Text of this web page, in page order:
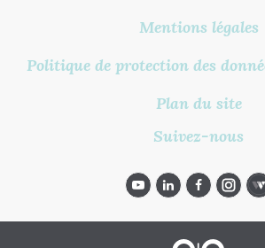
Mentions légales
Politique de protection des
Plan du site
Suivez-nous